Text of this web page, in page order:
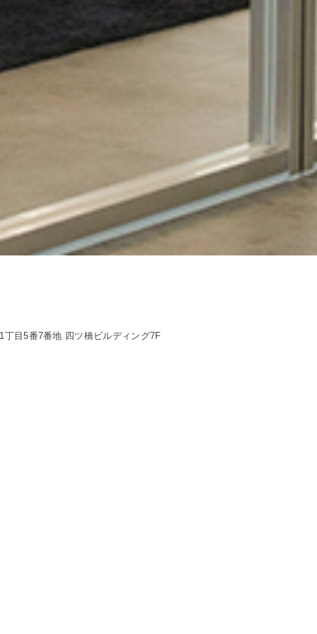
丁目5番7番地 四ツ橋ビルディング7F